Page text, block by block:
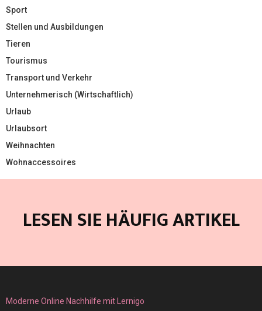
Sport
Stellen und Ausbildungen
Tieren
Tourismus
Transport und Verkehr
Unternehmerisch (Wirtschaftlich)
Urlaub
Urlaubsort
Weihnachten
Wohnaccessoires
LESEN SIE HÄUFIG ARTIKEL
Moderne Online Nachhilfe mit Lernigo